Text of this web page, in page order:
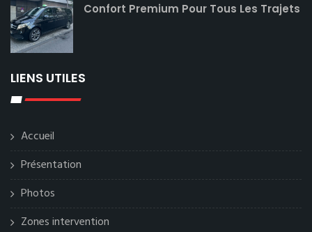
Confort Premium Pour Tous Les Trajets
LIENS UTILES
Accueil
Présentation
Photos
Zones intervention